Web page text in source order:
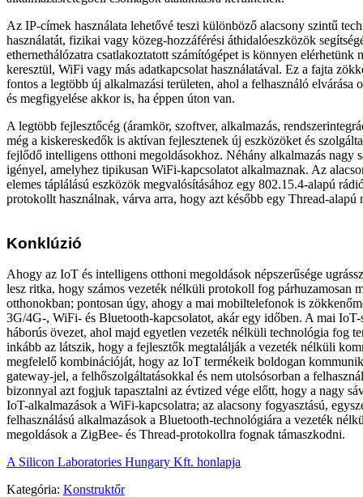
Az IP-címek használata lehetővé teszi különböző alacsony szintű
használatát, fizikai vagy közeg-hozzáférési áthidalóeszközök
ethernethálózatra csatlakoztatott számítógépet is könnyen elérhetünk
keresztül, WiFi vagy más adatkapcsolat használatával. Ez a fajta
fontos a legtöbb új alkalmazási területen, ahol a felhasználó elvárása
és megfigyelése akkor is, ha éppen úton van.
A legtöbb fejlesztőcég (áramkör, szoftver, alkalmazás,
még a kiskereskedők is aktívan fejlesztenek új eszközöket és
fejlődő intelligens otthoni megoldásokhoz. Néhány alkalmazás nagy
igényel, amelyhez tipikusan WiFi-kapcsolatot alkalmaznak. Az
elemes táplálású eszközök megvalósításához egy 802.15.4-alapú
protokollt használnak, várva arra, hogy azt később egy Thread-alapú
Konklúzió
Ahogy az IoT és intelligens otthoni megoldások népszerűsége
lesz ritka, hogy számos vezeték nélküli protokoll fog párhuzamosan
otthonokban; pontosan úgy, ahogy a mai mobiltelefonok is
3G/4G-, WiFi- és Bluetooth-kapcsolatot, akár egy időben. A mai IoT-
háborús övezet, ahol majd egyetlen vezeték nélküli technológia fog
inkább az látszik, hogy a fejlesztők megtalálják a vezeték nélküli
megfelelő kombinációját, hogy az IoT termékeik boldogan
gateway-jel, a felhőszolgáltatásokkal és nem utolsósorban a
bizonnyal azt fogjuk tapasztalni az évtized vége előtt, hogy a nagy
IoT-alkalmazások a WiFi-kapcsolatra; az alacsony fogyasztású,
felhasználású alkalmazások a Bluetooth-technológiára a vezeték
megoldások a ZigBee- és Thread-protokollra fognak támaszkodni.
A Silicon Laboratories Hungary Kft. honlapja
Kategória: Konstruktőr